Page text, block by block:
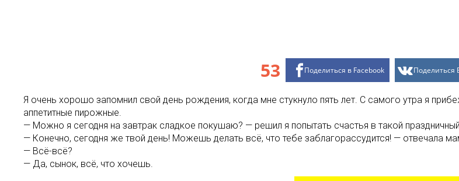
53 Поделиться в Facebook Поделиться
Я очень хорошо запомнил свой день рождения, когда мне стукнуло пять лет. С самого утра я
аппетитные пирожные.
— Можно я сегодня на завтрак сладкое покушаю? — решил я попытать счастья в такой
— Конечно, сегодня же твой день! Можешь делать всё, что тебе заблагорассудится! — отвечала
— Всё-всё?
— Да, сынок, всё, что хочешь.